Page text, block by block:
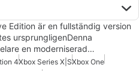
Edition är en fullständig version
ursprungligenDenna
en moderniserad…
4Xbox Series X|SXbox One